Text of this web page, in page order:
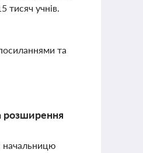
тисяч учнів.
та
розширення
начальницю